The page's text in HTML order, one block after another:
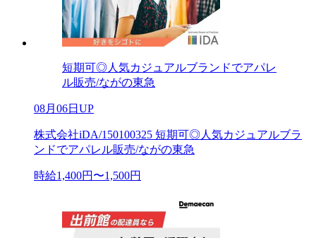
短期可◎人気カジュアルブランドでアパレ
ル販売/ながの東急
08月06日UP
株式会社iDA/150100325 短期可◎人気カジュアルブラ
ンドでアパレル販売/ながの東急
時給1,400円〜1,500円